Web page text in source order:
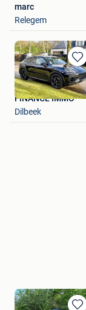
marc
Relegem
in
Mijn
FINANCE IMMO
Dilbeek